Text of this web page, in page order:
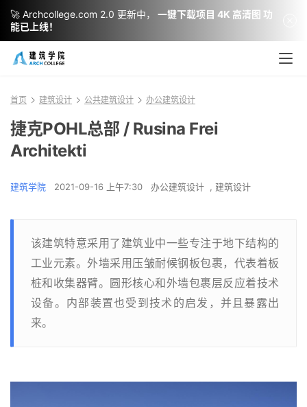
首页 建筑设计 公共建筑设计 办公建筑设计
捷克POHL总部 / Rusina Frei
Architekti
建筑学院 2021-09-16 上午7:30 办公建筑设计 , 建筑设计
该建筑特意采用了建筑业中一些专注于地下结构的
工业元素。外墙采用压皱耐候钢板包裹，代表着板
桩和收集器臂。圆形核心和外墙包裹层反应着技术
设备。内部装置也受到技术的启发，并且暴露出
来。
🚀 Archcollege.com 2.0 更新中，
一键下载项目 4K 高清图 功
能已上线！